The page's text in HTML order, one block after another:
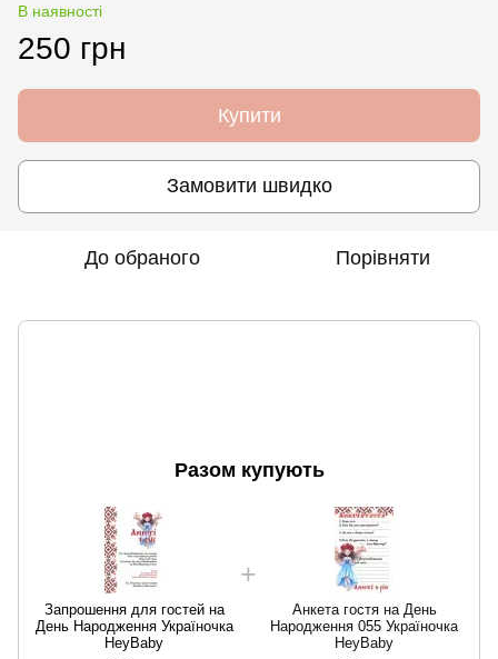
В наявності
250 грн
Купити
Замовити швидко
До обраного Порівняти
Разом купують
Запрошення для гостей на
День Народження Україночка
HeyBaby
Анкета гостя на День
Народження 055 Україночка
HeyBaby